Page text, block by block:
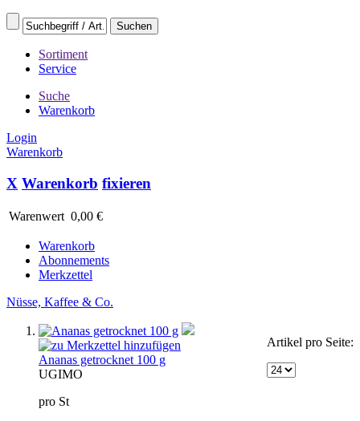
Sortiment
Service
Suche
Warenkorb
Login
Warenkorb
X Warenkorb fixieren
Warenwert 0,00 €
Warenkorb
Abonnements
Merkzettel
Nüsse, Kaffee & Co.
Artikel pro Seite:
Ananas getrocknet 100 g
UGIMO
pro St